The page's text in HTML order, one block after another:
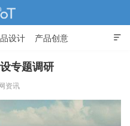
事 - Totiot

设计 产品创意
专题调研
资讯